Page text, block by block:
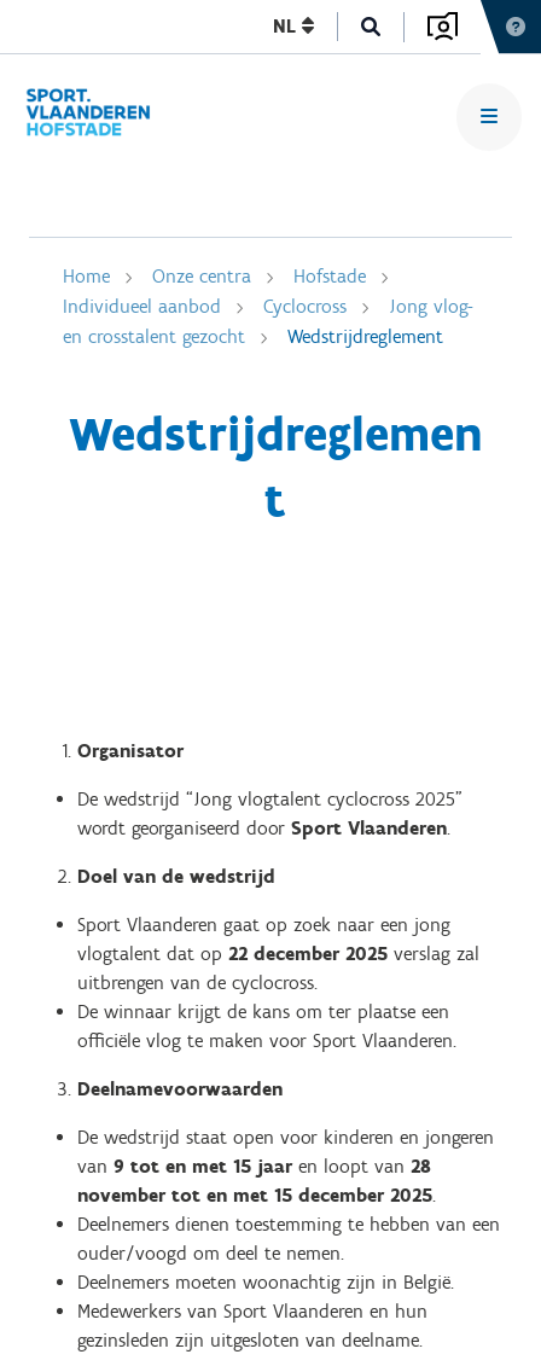
NL
Home Onze centra
Hofstade
Individueel aanbod
Cyclocross
Jong vlog-
en crosstalent gezocht
Wedstrijdreglement
Wedstrijdreglemen
t
Organisator
De wedstrijd “Jong vlogtalent cyclocross 2025”
wordt georganiseerd door Sport Vlaanderen.
Doel van de wedstrijd
Sport Vlaanderen gaat op zoek naar een jong
vlogtalent dat op 22 december 2025 verslag zal
uitbrengen van de cyclocross.
De winnaar krijgt de kans om ter plaatse een
officiële vlog te maken voor Sport Vlaanderen.
Deelnamevoorwaarden
De wedstrijd staat open voor kinderen en jongeren
van 9 tot en met 15 jaaren loopt van 28
november tot en met 15 december 2025.
Deelnemers dienen toestemming te hebben van een
ouder/voogd om deel te nemen.
Deelnemers moeten woonachtig zijn in België.
Medewerkers van Sport Vlaanderen en hun
gezinsleden zijn uitgesloten van deelname.